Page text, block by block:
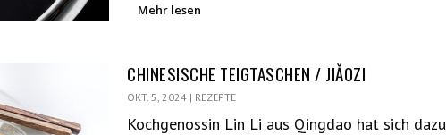
Mehr lesen
CHINESISCHE TEIGTASCHEN / JIǍOZI
OKT. 5, 2024 | REZEPTE
Kochgenossin Lin Li aus Qingdao hat sich dazu